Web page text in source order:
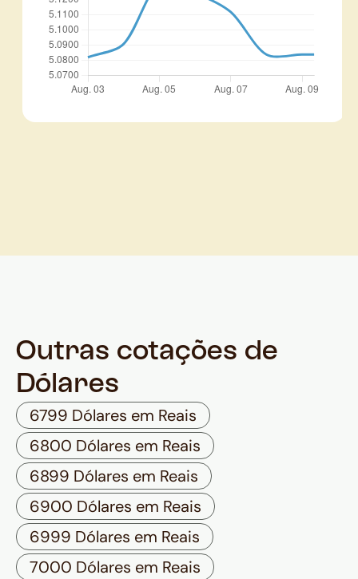
Outras cotações de
Dólares
6799 Dólares em Reais
6800 Dólares em Reais
6899 Dólares em Reais
6900 Dólares em Reais
6999 Dólares em Reais
7000 Dólares em Reais